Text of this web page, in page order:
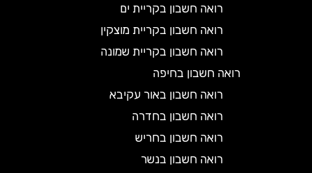
רואה חשבון בקריית ים
רואה חשבון בקריית מוצקין
רואה חשבון בקריית שמונה
רואה חשבון בחיפה
רואה חשבון באור עקיבא
רואה חשבון בחדרה
רואה חשבון בחריש
רואה חשבון בנשר